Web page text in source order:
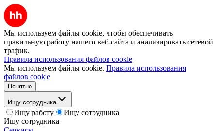
Мы используем файлы cookie, чтобы обеспечивать
правильную работу нашего веб-сайта и анализировать сетевой
трафик.
Правила использования файлов cookie
Мы используем файлы cookie. Правила использования
файлов cookie
Понятно
Ищу сотрудника
Ищу работу
Ищу сотрудника
Ищу сотрудника